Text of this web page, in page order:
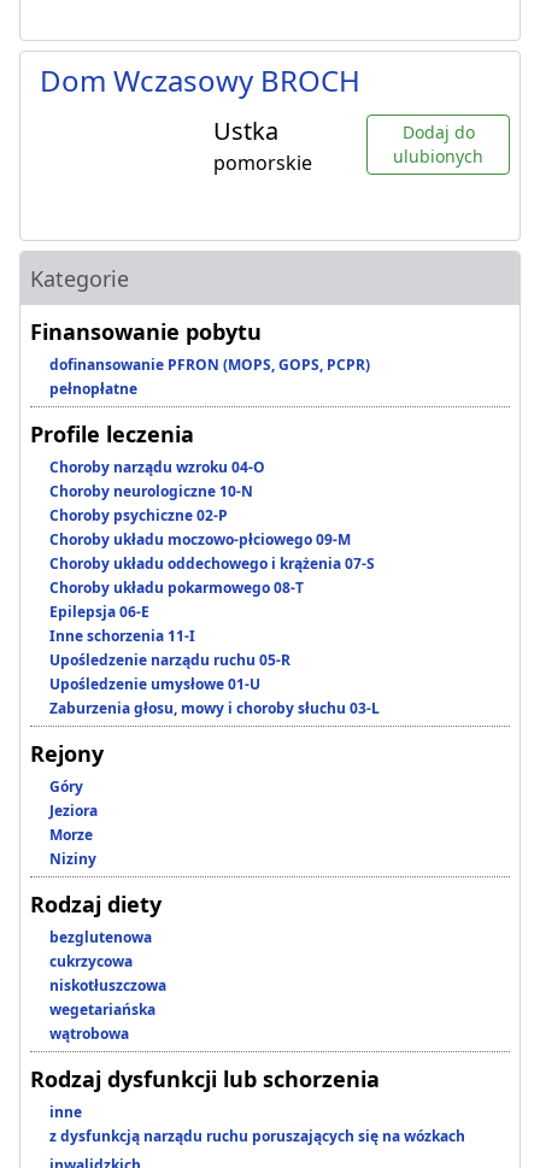
Dom Wczasowy BROCH
Ustka
pomorskie
Dodaj do
ulubionych
Kategorie
Finansowanie pobytu
dofinansowanie PFRON (MOPS, GOPS, PCPR)
pełnopłatne
Profile leczenia
Choroby narządu wzroku 04-O
Choroby neurologiczne 10-N
Choroby psychiczne 02-P
Choroby układu moczowo-płciowego 09-M
Choroby układu oddechowego i krążenia 07-S
Choroby układu pokarmowego 08-T
Epilepsja 06-E
Inne schorzenia 11-I
Upośledzenie narządu ruchu 05-R
Upośledzenie umysłowe 01-U
Zaburzenia głosu, mowy i choroby słuchu 03-L
Rejony
Góry
Jeziora
Morze
Niziny
Rodzaj diety
bezglutenowa
cukrzycowa
niskotłuszczowa
wegetariańska
wątrobowa
Rodzaj dysfunkcji lub schorzenia
inne
z dysfunkcją narządu ruchu poruszających się na wózkach